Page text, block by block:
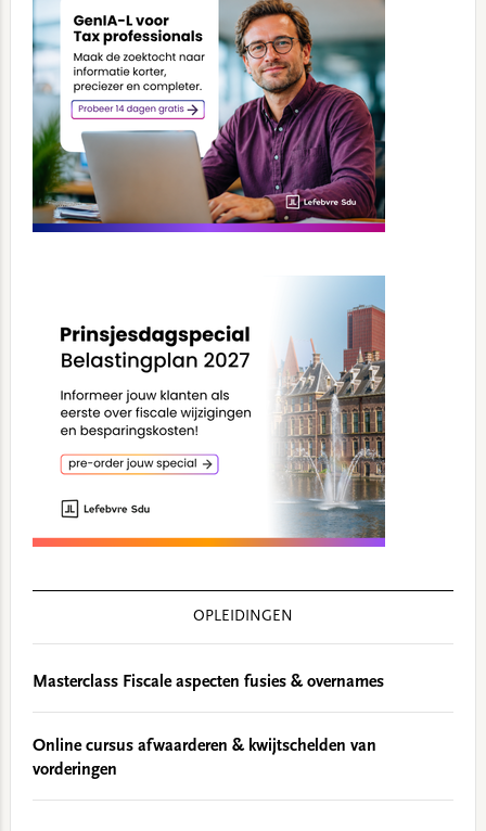
OPLEIDINGEN
Masterclass Fiscale aspecten fusies & overnames
Online cursus afwaarderen & kwijtschelden van
vorderingen